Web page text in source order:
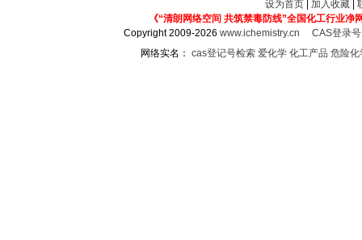
设为首页 加入收藏
《“清朗网络空间 共筑禁毒防线”全国化工行业净
Copyright 2009-2026www.ichemistry.cn
CAS登录
网络实名： cas登记号检索 爱化学 化工产品 危险化